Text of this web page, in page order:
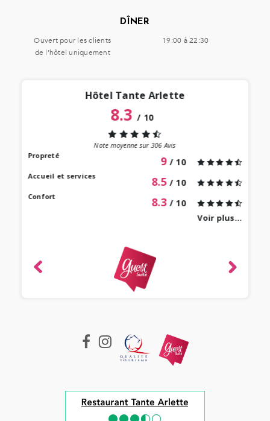
DÎNER
Ouvert pour les clients
de l’hôtel uniquement
19:00 à 22:30
Hôtel Tante Arlette
8.3/ 10
Note moyenne sur306Avis
Propreté
9 / 10
Accueil et services 8.5 / 10
Confort 8.3 / 10
Voir plus...